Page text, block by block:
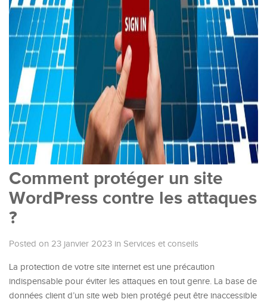
Comment protéger un site
WordPress contre les attaques
?
Posted on 23 janvier 2023 in Services et conseils
La protection de votre site internet est une précaution
indispensable pour éviter les attaques en tout genre. La base de
données client d’un site web bien protégé peut être inaccessible